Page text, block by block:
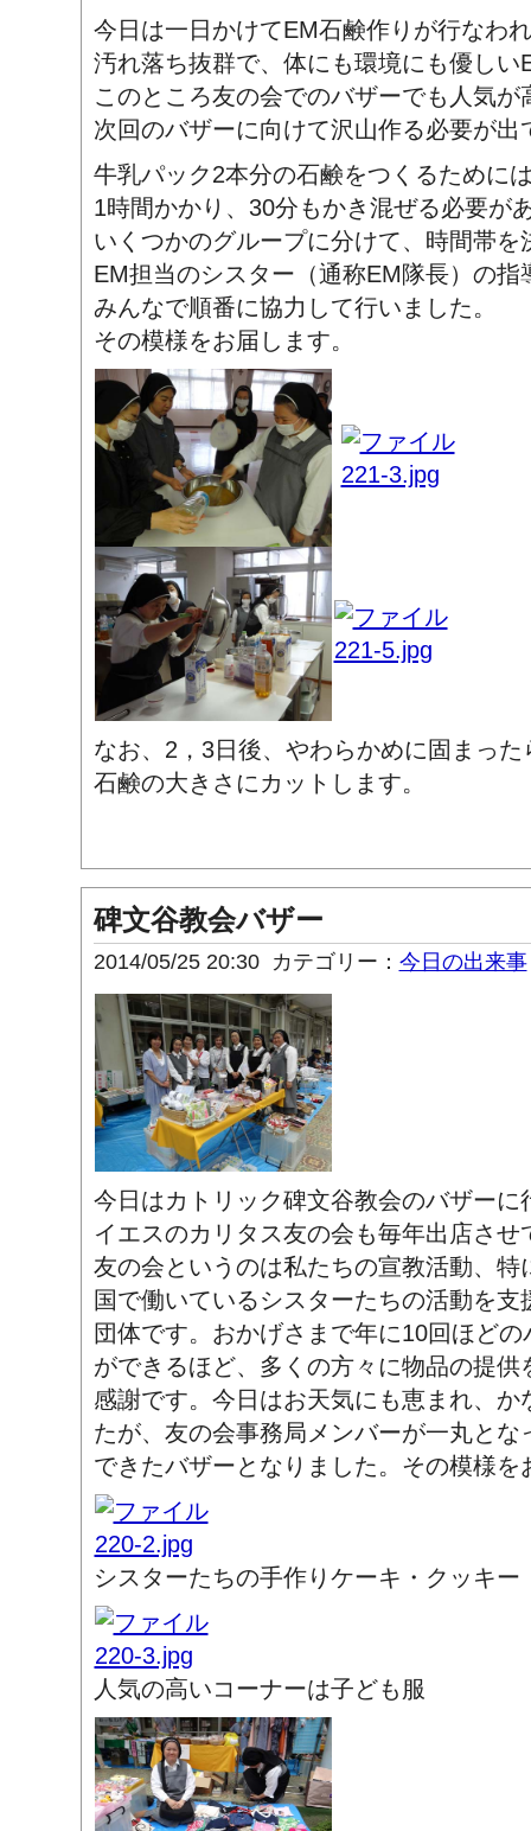
今日は一日かけてEM石鹸作りが行なわ
汚れ落ち抜群で、体にも環境にも優しい
このところ友の会でのバザーでも人気が
次回のバザーに向けて沢山作る必要が出
牛乳パック2本分の石鹸をつくるために
1時間かかり、30分もかき混ぜる必要が
いくつかのグループに分けて、時間帯を
EM担当のシスター（通称EM隊長）の指
みんなで順番に協力して行いました。
その模様をお届します。
なお、2，3日後、やわらかめに固まった
石鹸の大きさにカットします。
碑文谷教会バザー
2014/05/25 20:30 カテゴリー： 今日の出来事
今日はカトリック碑文谷教会のバザーに
イエスのカリタス友の会も毎年出店させ
友の会というのは私たちの宣教活動、特
国で働いているシスターたちの活動を支
団体です。おかげさまで年に10回ほど
ができるほど、多くの方々に物品の提供
感謝です。今日はお天気にも恵まれ、か
たが、友の会事務局メンバーが一丸とな
できたバザーとなりました。その模様を
シスターたちの手作りケーキ・クッキー
人気の高いコーナーは子ども服